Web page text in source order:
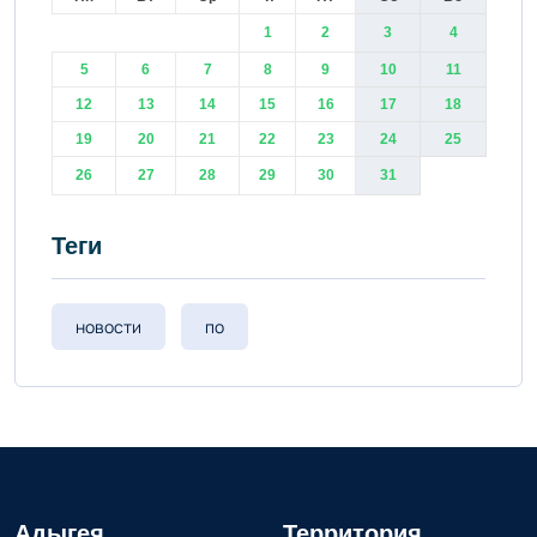
1 2 3 4
5 6 7 8 9 10 11
12 13 14 15 16 17 18
19 20 21 22 23 24 25
26 27 28 29 30 31
Теги
новости по